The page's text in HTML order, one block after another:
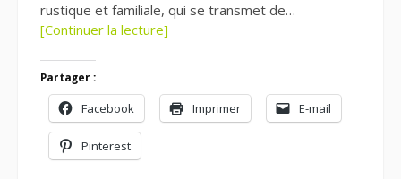
rustique et familiale, qui se transmet de…
[Continuer la lecture]
Partager :
Facebook Imprimer E-mail
Pinterest